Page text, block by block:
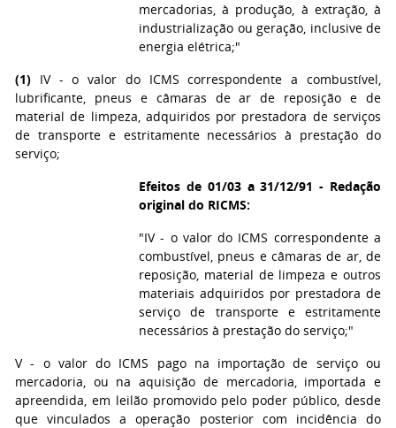
mercadorias, à produção, à extração, à
industrialização ou geração, inclusive de
energia elétrica;"
(1) IV - o valor do ICMS correspondente a combustível,
lubrificante, pneus e câmaras de ar de reposição e de
material de limpeza, adquiridos por prestadora de serviços
de transporte e estritamente necessários à prestação do
serviço;
Efeitos de 01/03 a 31/12/91 - Redação
original do RICMS:
"IV - o valor do ICMS correspondente a
combustível, pneus e câmaras de ar, de
reposição, material de limpeza e outros
materiais adquiridos por prestadora de
serviço de transporte e estritamente
necessários à prestação do serviço;"
V - o valor do ICMS pago na importação de serviço ou
mercadoria, ou na aquisição de mercadoria, importada e
apreendida, em leilão promovido pelo poder público, desde
que vinculados a operação posterior com incidência do